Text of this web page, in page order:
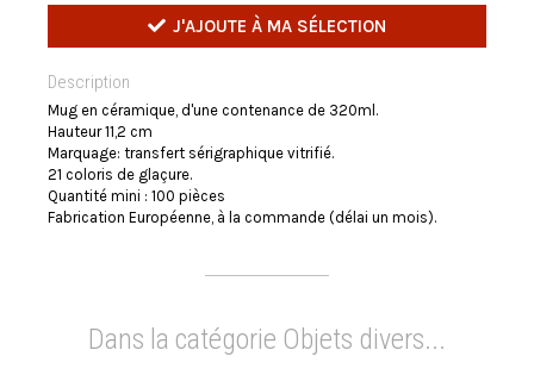
J'AJOUTE À MA SÉLECTION
Description
Mug en céramique, d'une contenance de 320ml.
Hauteur 11,2 cm
Marquage: transfert sérigraphique vitrifié.
21 coloris de glaçure.
Quantité mini : 100 pièces
Fabrication Européenne, à la commande (délai un mois).
Dans la catégorie Objets divers...